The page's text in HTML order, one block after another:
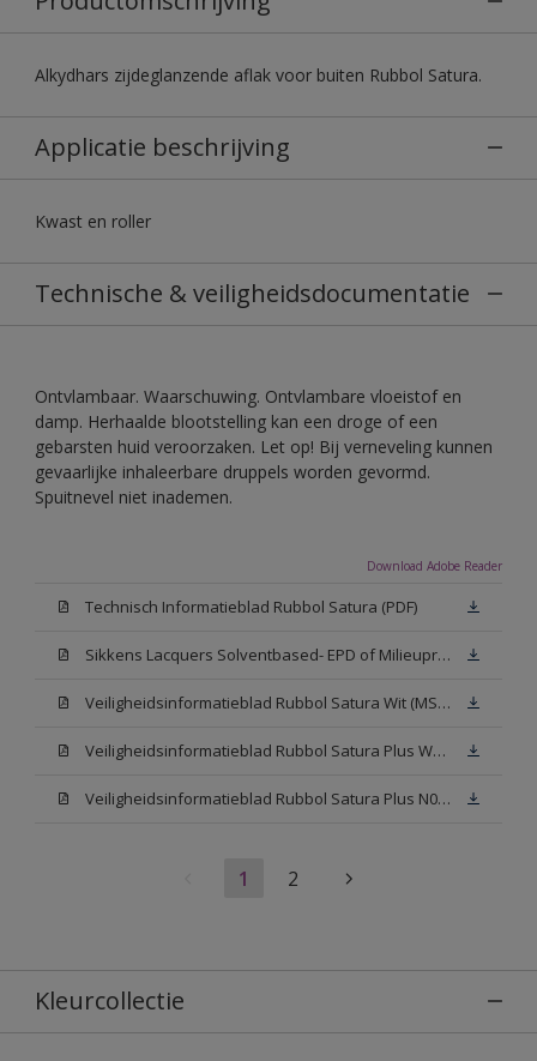
Alkydhars zijdeglanzende aflak voor buiten Rubbol Satura.
Applicatie beschrijving
Kwast en roller
Technische & veiligheidsdocumentatie
Ontvlambaar. Waarschuwing. Ontvlambare vloeistof en
damp. Herhaalde blootstelling kan een droge of een
gebarsten huid veroorzaken. Let op! Bij verneveling kunnen
gevaarlijke inhaleerbare druppels worden gevormd.
Spuitnevel niet inademen.
Download Adobe Reader
Technisch Informatieblad Rubbol Satura (PDF)
Sikkens Lacquers Solventbased- EPD of Milieuproductverklaring
Veiligheidsinformatieblad Rubbol Satura Wit (MSDS)
Veiligheidsinformatieblad Rubbol Satura Plus W05 (MSDS)
Veiligheidsinformatieblad Rubbol Satura Plus N00 (MSDS)
1 2
Kleurcollectie